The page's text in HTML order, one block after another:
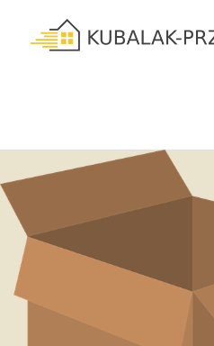
content